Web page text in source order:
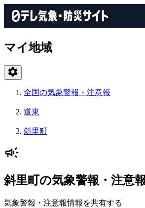
マイ地域
全国の気象警報・注意報
道東
斜里町
斜里町の気象警報・注意
気象警報・注意報情報を共有する